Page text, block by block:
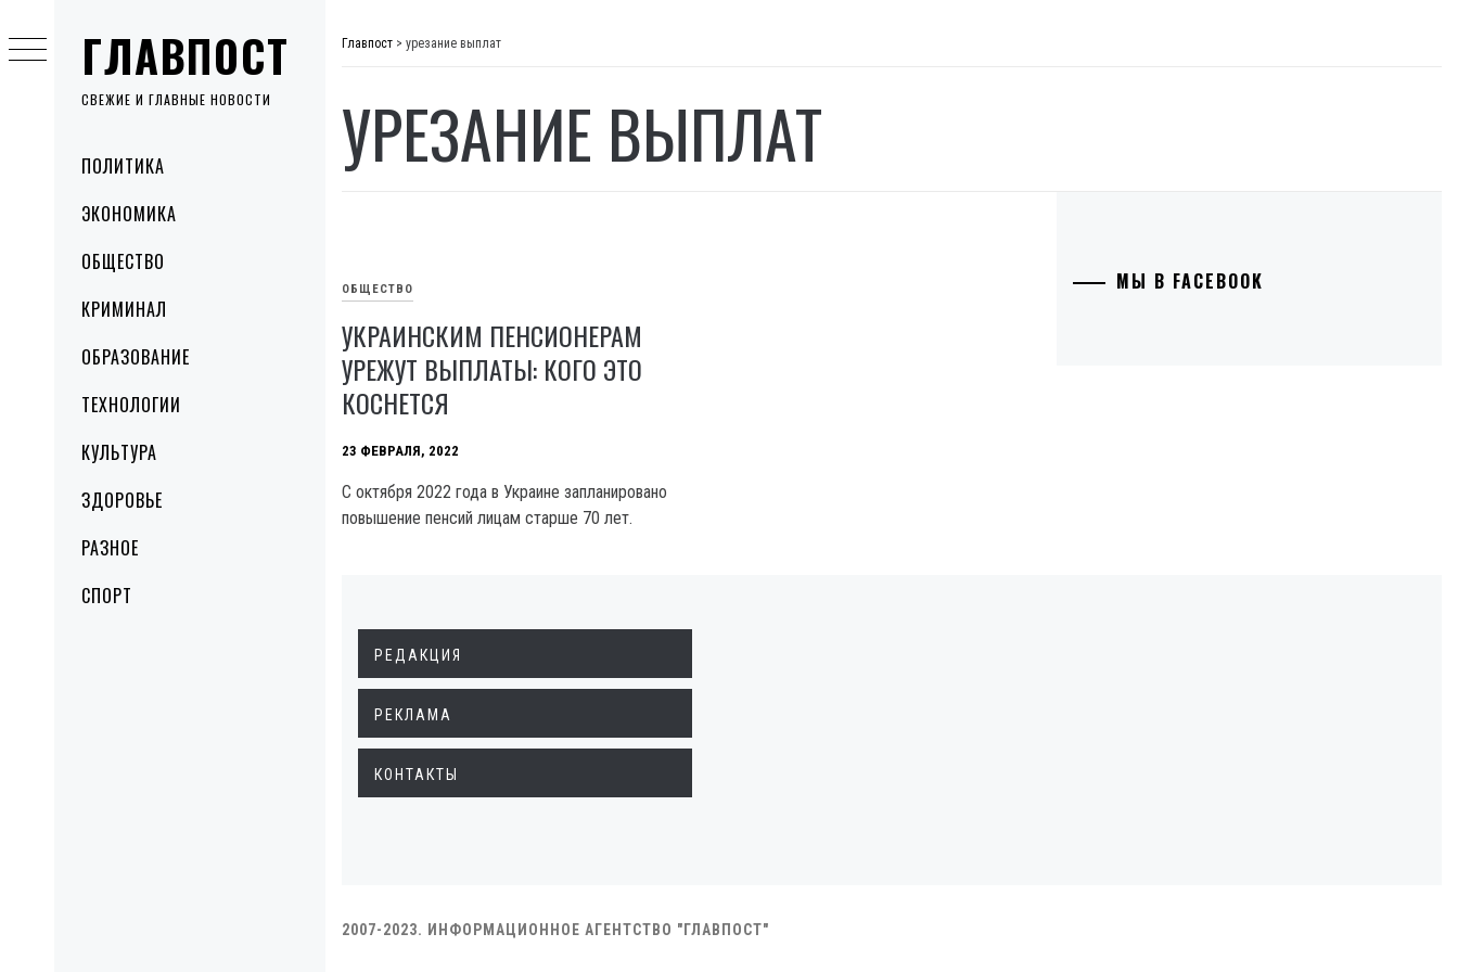
ГЛАВПОСТ
СВЕЖИЕ И ГЛАВНЫЕ НОВОСТИ
MenuПОЛИТИКА
ЭКОНОМИКА
ОБЩЕСТВО
КРИМИНАЛ
ОБРАЗОВАНИЕ
ТЕХНОЛОГИИ
КУЛЬТУРА
ЗДОРОВЬЕ
РАЗНОЕ
СПОРТ
to
content
Главпост > урезание выплат
УРЕЗАНИЕ ВЫПЛАТ
ОБЩЕСТВО
УКРАИНСКИМ ПЕНСИОНЕРАМ
УРЕЖУТ ВЫПЛАТЫ: КОГО ЭТО
КОСНЕТСЯ
23 ФЕВРАЛЯ, 2022
С октября 2022 года в Украине запланировано
повышение пенсий лицам старше 70 лет.
МЫ В FACEBOOK
РЕДАКЦИЯ
РЕКЛАМА
КОНТАКТЫ
2007-2023. ИНФОРМАЦИОННОЕ АГЕНТСТВО "ГЛАВПОСТ"